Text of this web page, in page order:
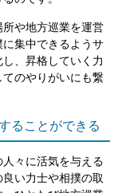
や地方巡業を運営
集中できるようサ
、昇格していく力
のやりがいにも繋
ることができる
々に活気を与える
い力士や相撲の取